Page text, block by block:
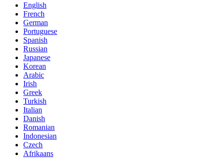
English
French
German
Portuguese
Spanish
Russian
Japanese
Korean
Arabic
Irish
Greek
Turkish
Italian
Danish
Romanian
Indonesian
Czech
Afrikaans